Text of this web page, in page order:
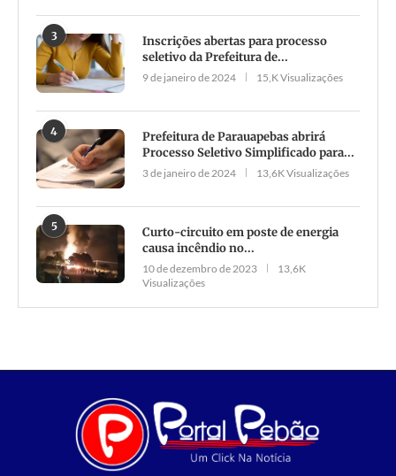
3
Inscrições abertas para processo
seletivo da Prefeitura de...
9 de janeiro de 2024 15,K Visualizações
4
Prefeitura de Parauapebas abrirá
Processo Seletivo Simplificado para...
3 de janeiro de 2024 13,6K Visualizações
5
Curto-circuito em poste de energia
causa incêndio no...
10 de dezembro de 2023
13,6K
Visualizações